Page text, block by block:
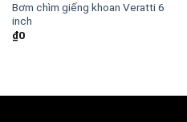
Bơm chìm giếng khoan Veratti 6
inch
₫0